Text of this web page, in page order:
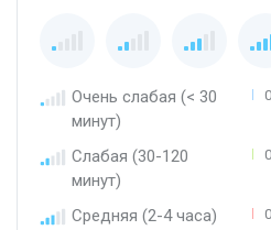
Очень слабая (< 30
минут)
Слабая (30-120
минут)
Средняя (2-4 часа)